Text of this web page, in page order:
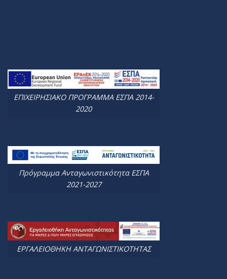
ΕΠΙΧΕΙΡΗΣΙΑΚΟ ΠΡΟΓΡΑΜΜΑ ΕΣΠΑ 2014-
2020
Πρόγραμμα Ανταγωνιστικότητα ΕΣΠΑ
2021-2027
ΕΡΓΑΛΕΙΟΘΗΚΗ ΑΝΤΑΓΩΝΙΣΤΙΚΟΤΗΤΑΣ